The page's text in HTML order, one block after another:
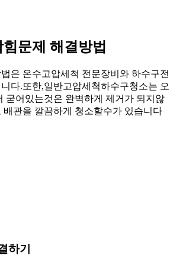
문제 해결방법
은 온수고압세척 전문장비와 하수구전
다.또한,일반고압세척하수구청소는 오
굳어있는것은 완벽하게 제거가 되지않
관을 깔끔하게 청소할수가 있습니다
하기